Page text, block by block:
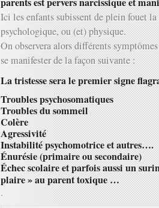
Ici les enfants subissent de plein fouet
psychologique, ou (et) physique.
On observera alors différents
se manifester de la façon suivante :
La tristesse sera le premier signe
Troubles psychosomatiques
Troubles du sommeil
Colère
Agressivité
Instabilité psychomotrice et autres….
Énurésie (primaire ou secondaire)
Échec scolaire et parfois aussi un
plaire » au parent toxique …
.